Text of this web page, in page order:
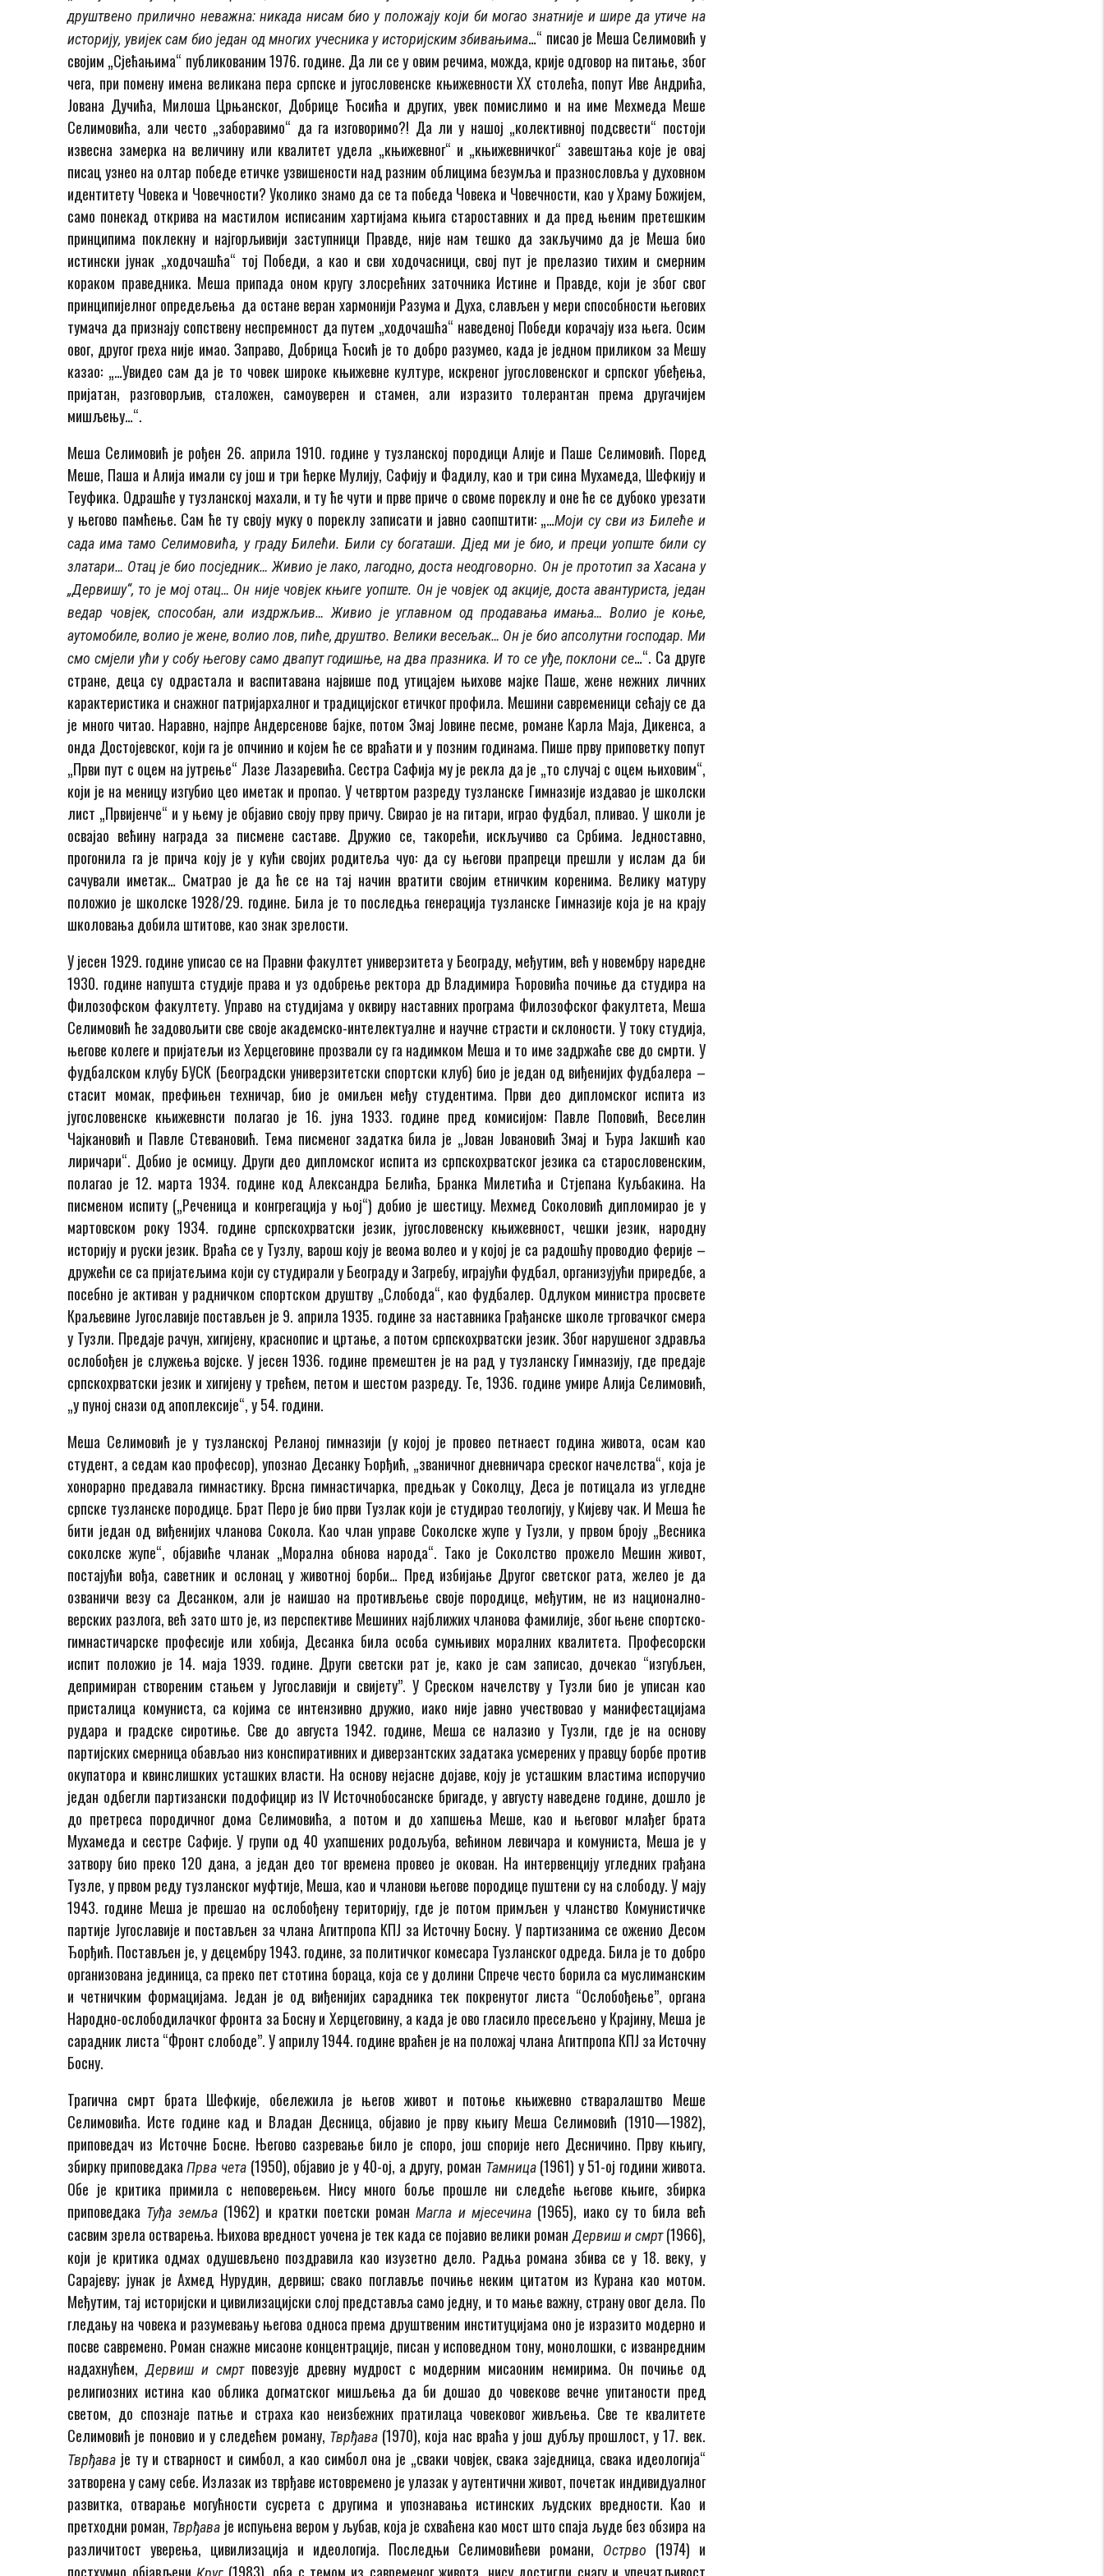
друштвено прилично неважна: никада нисам био у положају који би могао знатније и шире да утиче на
историју, увијек сам био један од многих учесника у историјским збивањима…“ писао је Меша Селимовић у
својим „Сјећањима“ публикованим 1976. године. Да ли се у овим речима, можда, крије одговор на питање, због
чега, при помену имена великана пера српске и југословенске књижевности XX столећа, попут Иве Андрића,
Јована Дучића, Милоша Црњанског, Добрице Ћосића и других, увек помислимо и на име Мехмеда Меше
Селимовића, али често „заборавимо“ да га изговоримо?! Да ли у нашој „колективној подсвести“ постоји
извесна замерка на величину или квалитет удела „књижевног“ и „књижевничког“ завештања које је овај
писац узнео на олтар победе етичке узвишености над разним облицима безумља и празнословља у духовном
идентитету Човека и Човечности? Уколико знамо да се та победа Човека и Човечности, као у Храму Божијем,
само понекад открива на мастилом исписаним хартијама књига староставних и да пред њеним претешким
принципима поклекну и најгорљивији заступници Правде, није нам тешко да закључимо да је Меша био
истински јунак „ходочашћа“ тој Победи, а као и сви ходочасници, свој пут је прелазио тихим и смерним
кораком праведника. Меша припада оном кругу злосрећних заточника Истине и Правде, који је због свог
принципијелног опредељења да остане веран хармонији Разума и Духа, слављен у мери способности његових
тумача да признају сопствену неспремност да путем „ходочашћа“ наведеној Победи корачају иза њега. Осим
овог, другог греха није имао. Заправо, Добрица Ћосић је то добро разумео, када је једном приликом за Мешу
казао: „…Увидео сам да је то човек широке књижевне културе, искреног југословенског и српског убеђења,
пријатан, разговорљив, сталожен, самоуверен и стамен, али изразито толерантан према другачијем
мишљењу…“.
Меша Селимовић је рођен 26. априла 1910. године у тузланској породици Алије и Паше Селимовић. Поред
Меше, Паша и Алија имали су још и три ћерке Мулију, Сафију и Фадилу, као и три сина Мухамеда, Шефкију и
Теуфика. Одрашће у тузланској махали, и ту ће чути и прве приче о своме пореклу и оне ће се дубоко урезати
у његово памћење. Сам ће ту своју муку о пореклу записати и јавно саопштити: „…Моји су сви из Билеће и
сада има тамо Селимовића, у граду Билећи. Били су богаташи. Дјед ми је био, и преци уопште били су
златари… Отац је био посједник… Живио је лако, лагодно, доста неодговорно. Он је прототип за Хасана у
„Дервишу“, то је мој отац… Он није човјек књиге уопште. Он је човјек од акције, доста авантуриста, један
ведар човјек, способан, али издржљив… Живио је углавном од продавања имања… Волио је коње,
аутомобиле, волио је жене, волио лов, пиће, друштво. Велики весељак… Он је био апсолутни господар. Ми
смо смјели ући у собу његову само двапут годишње, на два празника. И то се уђе, поклони се…“. Са друге
стране, деца су одрастала и васпитавана највише под утицајем њихове мајке Паше, жене нежних личних
карактеристика и снажног патријархалног и традицијског етичког профила. Мешини савременици сећају се да
је много читао. Наравно, најпре Андерсенове бајке, потом Змај Јовине песме, романе Карла Маја, Дикенса, а
онда Достојевског, који га је опчинио и којем ће се враћати и у позним годинама. Пише прву приповетку попут
„Први пут с оцем на јутрење“ Лазе Лазаревића. Сестра Сафија му је рекла да је „то случај с оцем њиховим“,
који је на меницу изгубио цео иметак и пропао. У четвртом разреду тузланске Гимназије издавао је школски
лист „Првијенче“ и у њему је објавио своју прву причу. Свирао је на гитари, играо фудбал, пливао. У школи је
освајао већину награда за писмене саставе. Дружио се, такорећи, искључиво са Србима. Једноставно,
прогонила га је прича коју је у кући својих родитеља чуо: да су његови прапреци прешли у ислам да би
сачували иметак… Сматрао је да ће се на тај начин вратити својим етничким коренима. Велику матуру
положио је школске 1928/29. године. Била је то последња генерација тузланске Гимназије која је на крају
школовања добила штитове, као знак зрелости.
У јесен 1929. године уписао се на Правни факултет универзитета у Београду, међутим, већ у новембру наредне
1930. године напушта студије права и уз одобрење ректора др Владимира Ћоровића почиње да студира на
Филозофском факултету. Управо на студијама у оквиру наставних програма Филозофског факултета, Меша
Селимовић ће задовољити све своје академско-интелектуалне и научне страсти и склоности. У току студија,
његове колеге и пријатељи из Херцеговине прозвали су га надимком Меша и то име задржаће све до смрти. У
фудбалском клубу БУСК (Београдски универзитетски спортски клуб) био је један од виђенијих фудбалера –
стасит момак, префињен техничар, био је омиљен међу студентима. Први део дипломског испита из
југословенске књижевнсти полагао је 16. јуна 1933. године пред комисијом: Павле Поповић, Веселин
Чајкановић и Павле Стевановић. Тема писменог задатка била је „Јован Јовановић Змај и Ђура Јакшић као
лиричари“. Добио је осмицу. Други део дипломског испита из српскохрватског језика са старословенским,
полагао је 12. марта 1934. године код Александра Белића, Бранка Милетића и Стјепана Куљбакина. На
писменом испиту („Реченица и конгрегација у њој“) добио је шестицу. Мехмед Соколовић дипломирао је у
мартовском року 1934. године српскохрватски језик, југословенску књижевност, чешки језик, народну
историју и руски језик. Враћа се у Тузлу, варош коју је веома волео и у којој је са радошћу проводио ферије –
дружећи се са пријатељима који су студирали у Београду и Загребу, играјући фудбал, организујући приредбе, а
посебно је активан у радничком спортском друштву „Слобода“, као фудбалер. Одлуком министра просвете
Краљевине Југославије постављен је 9. априла 1935. године за наставника Грађанске школе трговачког смера
у Тузли. Предаје рачун, хигијену, краснопис и цртање, а потом српскохрватски језик. Због нарушеног здравља
ослобођен је служења војске. У јесен 1936. године премештен је на рад у тузланску Гимназију, где предаје
српскохрватски језик и хигијену у трећем, петом и шестом разреду. Те, 1936. године умире Алија Селимовић,
„у пуној снази од апоплексије“, у 54. години.
Меша Селимовић је у тузланској Реланој гимназији (у којој је провео петнаест година живота, осам као
студент, а седам као професор), упознао Десанку Ђорђић, „званичног дневничара среског начелства“, која је
хонорарно предавала гимнастику. Врсна гимнастичарка, предњак у Соколцу, Деса је потицала из угледне
српске тузланске породице. Брат Перо је био први Тузлак који је студирао теологију, у Кијеву чак. И Меша ће
бити један од виђенијих чланова Сокола. Као члан управе Соколске жупе у Тузли, у првом броју „Весника
соколске жупе“, објавиће чланак „Морална обнова народа“. Тако је Соколство прожело Мешин живот,
постајући вођа, саветник и ослонац у животној борби… Пред избијање Другог светског рата, желео је да
озваничи везу са Десанком, али је наишао на противљење своје породице, међутим, не из национално-
верских разлога, већ зато што је, из перспективе Мешиних најближих чланова фамилије, због њене спортско-
гимнастичарске професије или хобија, Десанка била особа сумњивих моралних квалитета. Професорски
испит положио је 14. маја 1939. године. Други светски рат је, како је сам записао, дочекао “изгубљен,
депримиран створеним стањем у Југославији и свијету”. У Среском начелству у Тузли био је уписан као
присталица комуниста, са којима се интензивно дружио, иако није јавно учествовао у манифестацијама
рудара и градске сиротиње. Све до августа 1942. године, Меша се налазио у Тузли, где је на основу
партијских смерница обављао низ конспиративних и диверзантских задатака усмерених у правцу борбе против
окупатора и квинслишких усташких власти. На основу нејасне дојаве, коју је усташким властима испоручио
један одбегли партизански подофицир из IV Источнобосанске бригаде, у августу наведене године, дошло је
до претреса породичног дома Селимовића, а потом и до хапшења Меше, као и његовог млађег брата
Мухамеда и сестре Сафије. У групи од 40 ухапшених родољуба, већином левичара и комуниста, Меша је у
затвору био преко 120 дана, а један део тог времена провео је окован. На интервенцију угледних грађана
Тузле, у првом реду тузланског муфтије, Меша, као и чланови његове породице пуштени су на слободу. У мају
1943. године Меша је прешао на ослобођену територију, где је потом примљен у чланство Комунистичке
партије Југославије и постављен за члана Агитпропа КПЈ за Источну Босну. У партизанима се оженио Десом
Ђорђић. Постављен је, у децембру 1943. године, за политичког комесара Тузланског одреда. Била је то добро
организована јединица, са преко пет стотина бораца, која се у долини Спрече често борила са муслиманским
и четничким формацијама. Један је од виђенијих сарадника тек покренутог листа “Ослобођење”, органа
Народно-ослободилачког фронта за Босну и Херцеговину, а када је ово гласило пресељено у Крајину, Меша је
сарадник листа “Фронт слободе”. У априлу 1944. године враћен је на положај члана Агитпропа КПЈ за Источну
Босну.
Трагична смрт брата Шефкије, обележила је његов живот и потоње књижевно стваралаштво Меше
Селимовића. Исте године кад и Владан Десница, објавио је прву књигу Меша Селимовић (1910—1982),
приповедач из Источне Босне. Његово сазревање било је споро, још спорије него Десничино. Прву књигу,
збирку приповедакаПрва чета (1950), објавио је у 40-ој, а другу, роман Тамница(1961) у 51-ој години живота.
Обе је критика примила с неповерењем. Нису много боље прошле ни следеће његове књиге, збирка
приповедака Туђа земља(1962) и кратки поетски романМагла и мјесечина(1965), иако су то била већ
сасвим зрела остварења. Њихова вредност уочена је тек када се појавио велики романДервиш и смрт(1966),
који је критика одмах одушевљено поздравила као изузетно дело. Радња романа збива се у 18. веку, у
Сарајеву; јунак је Ахмед Нурудин, дервиш; свако поглавље почиње неким цитатом из Курана као мотом.
Међутим, тај историјски и цивилизацијски слој представља само једну, и то мање важну, страну овог дела. По
гледању на човека и разумевању његова односа према друштвеним институцијама оно је изразито модерно и
посве савремено. Роман снажне мисаоне концентрације, писан у исповедном тону, монолошки, с изванредним
надахнућем,Дервиш и смртповезује древну мудрост с модерним мисаоним немирима. Он почиње од
религиозних истина као облика догматског мишљења да би дошао до човекове вечне упитаности пред
светом, до спознаје патње и страха као неизбежних пратилаца човековог живљења. Све те квалитете
Селимовић је поновио и у следећем роману, Тврђава(1970), која нас враћа у још дубљу прошлост, у 17. век.
Тврђава је ту и стварност и симбол, а као симбол она је „сваки човјек, свака заједница, свака идеологија“
затворена у саму себе. Излазак из тврђаве истовремено је улазак у аутентични живот, почетак индивидуалног
развитка, отварање могућности сусрета с другима и упознавања истинских људских вредности. Као и
претходни роман, Тврђава је испуњена вером у љубав, која је схваћена као мост што спаја људе без обзира на
различитост уверења, цивилизација и идеологија. Последњи Селимовићеви романи,
Острво
(1974) и